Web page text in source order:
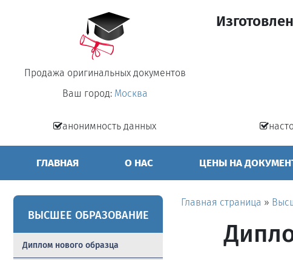
Продажа оригинальных документов
Ваш город: Москва
анонимность данных
ГЛАВНАЯ О НАС ЦЕНЫ НА
ВЫСШЕЕ ОБРАЗОВАНИЕ
Диплом нового образца
Главная страница »